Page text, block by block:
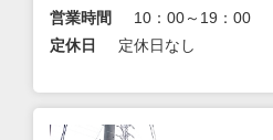
営業時間
10：00～19：00
定休日
定休日なし